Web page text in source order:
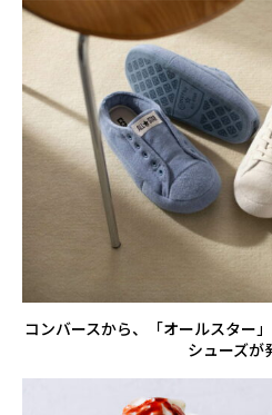
コンバースから、「オールスター
シューズが